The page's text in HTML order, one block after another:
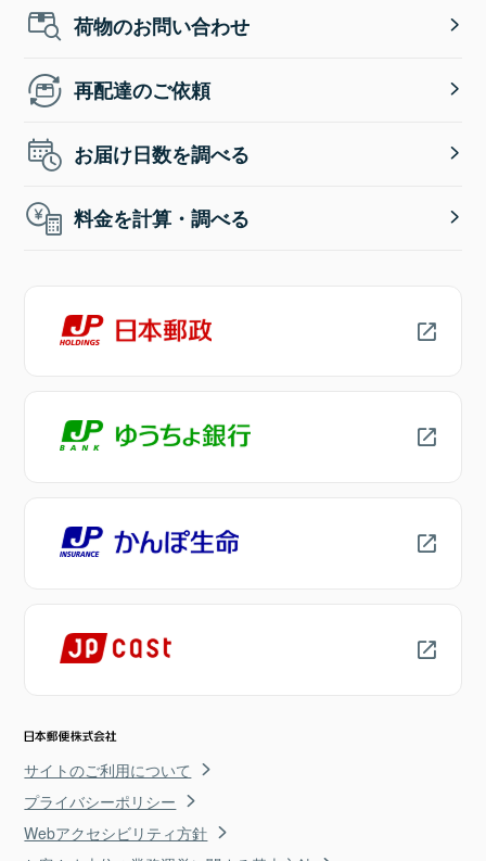
荷物のお問い合わせ
再配達のご依頼
お届け日数を調べる
料金を計算・調べる
サイトのご利用について
プライバシーポリシー
Webアクセシビリティ方針